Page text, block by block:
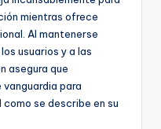
mientras ofrece
Al mantenerse
usuarios y a las
asegura que
para
se describe en su